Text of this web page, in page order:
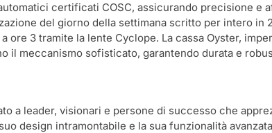
certificati COSC, assicurando precisione e
del giorno della settimana scritto per intero in
ore 3 tramite la lente Cyclope. La cassa Oyster,
il meccanismo sofisticato, garantendo durata e
a leader, visionari e persone di successo che
design intramontabile e la sua funzionalità